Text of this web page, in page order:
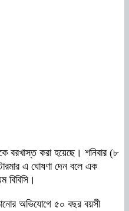
বরখাস্ত করা হয়েছে। শনিবার (৮
এ ঘোষণা দেন বলে এক
বিবিসি।
অভিযোগে ৫০ বছর বয়সী